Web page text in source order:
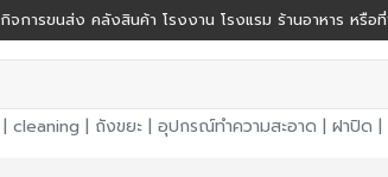
ารขนส่ง คลังสินค้า โรงงาน โรงแรม ร้านอาหาร หรือ
| cleaning | ถังขยะ| อุปกรณ์ทำความสะอาด | ฝาปิด |